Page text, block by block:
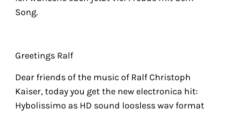
Song.
Greetings Ralf
Dear friends of the music of Ralf Christoph
Kaiser, today you get the new electronica hit:
Hybolissimo as HD sound loosless wav format